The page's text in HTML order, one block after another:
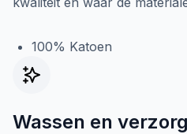
100% Katoen
Wassen en